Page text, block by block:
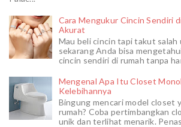
Cara Mengukur Cincin Sendiri
Akurat
Mau beli cincin tapi takut salah
sekarang Anda bisa
cincin sendiri di rumah tanpa
Mengenal Apa Itu Closet
Kelebihannya
Bingung mencari model closet
rumah? Coba pertimbangkan
unik dan terlihat menarik.